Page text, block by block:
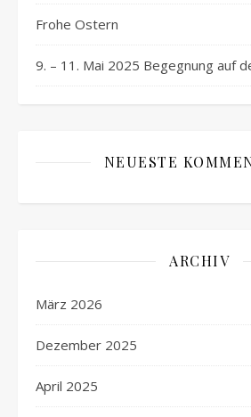
Frohe Ostern
9. – 11. Mai 2025 Begegnung auf
NEUESTE
ARCHIV
März 2026
Dezember 2025
April 2025